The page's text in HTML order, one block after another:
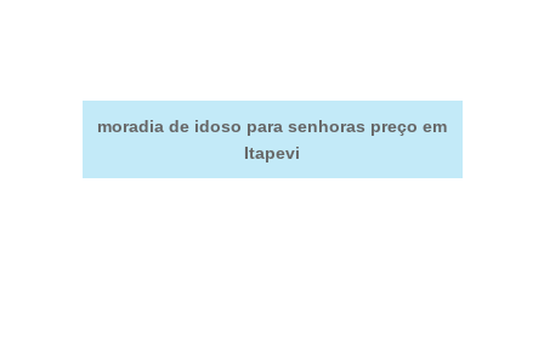
moradia de idoso para senhoras preço em
Itapevi